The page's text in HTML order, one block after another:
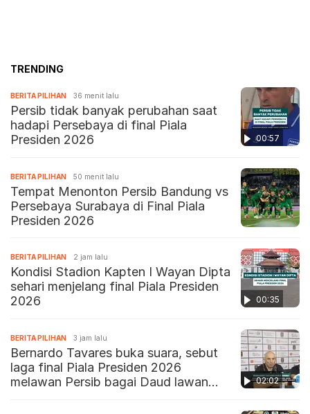
TRENDING
00:57
BERITA PILIHAN 36 menit lalu
Persib tidak banyak perubahan saat
hadapi Persebaya di final Piala
Presiden 2026
BERITA PILIHAN 50 menit lalu
Tempat Menonton Persib Bandung vs
Persebaya Surabaya di Final Piala
Presiden 2026
00:35
BERITA PILIHAN 2 jam lalu
Kondisi Stadion Kapten I Wayan Dipta
sehari menjelang final Piala Presiden
2026
02:02
BERITA PILIHAN 3 jam lalu
Bernardo Tavares buka suara, sebut
laga final Piala Presiden 2026
melawan Persib bagai Daud lawan